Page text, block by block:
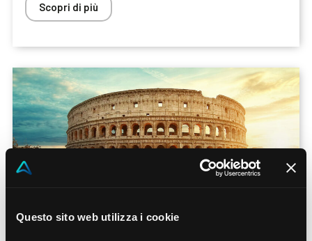
Questo sito web utilizza i cookie
Scopri di più